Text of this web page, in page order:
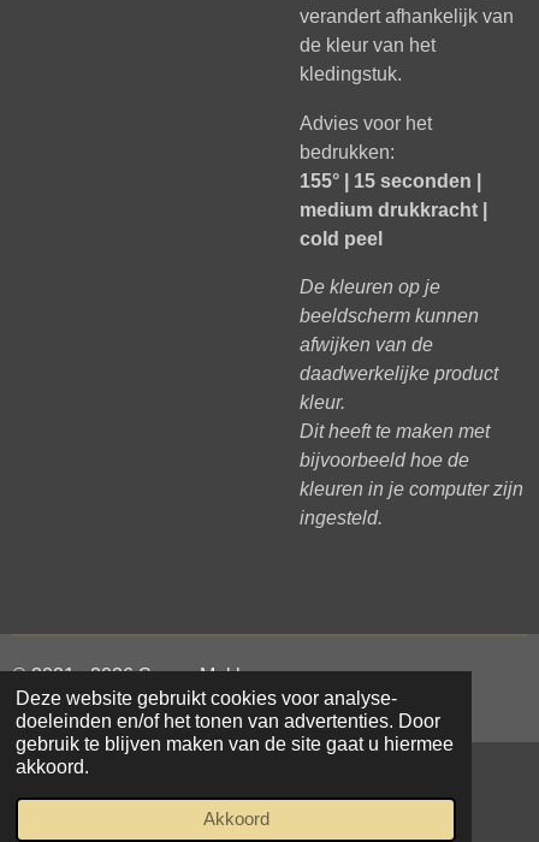
Deze website gebruikt cookies voor analyse-
doeleinden en/of het tonen van advertenties. Door
gebruik te blijven maken van de site gaat u hiermee
akkoord.
Akkoord
verandert afhankelijk van
de kleur van het
kledingstuk.
Advies voor het
bedrukken:
155° | 15 seconden |
medium drukkracht |
cold peel
De kleuren op je
beeldscherm kunnen
afwijken van de
daadwerkelijke product
kleur.
Dit heeft te maken met
bijvoorbeeld hoe de
kleuren in je computer zijn
ingesteld.
© 2021 - 2026 Samar Makke
Powered byJouwWeb